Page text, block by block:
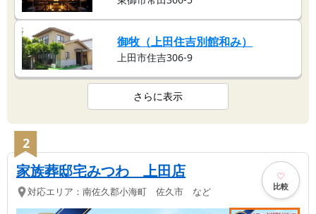
御牧（上田住吉別館和み）
上田市住吉306-9
さらに表示
2
家族葬邸宅みつわ 上田店
対応エリア： 南佐久郡小海町 佐久市 など 比較